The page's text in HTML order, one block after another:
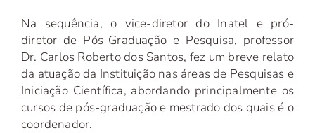
Na sequência, o vice-diretor do Inatel e pró-
diretor de Pós-Graduação e Pesquisa, professor
Dr. Carlos Roberto dos Santos, fez um breve relato
da atuação da Instituição nas áreas de Pesquisas e
Iniciação Científica, abordando principalmente os
cursos de pós-graduação e mestrado dos quais é o
coordenador.